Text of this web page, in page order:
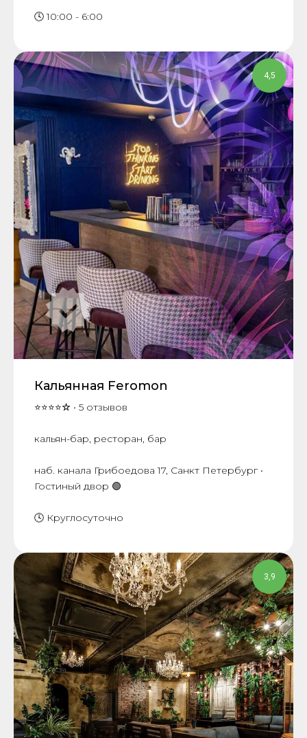
🕓 10:00 - 6:00
4,5
Кальянная Feromon
⭐⭐⭐⭐☆ • 5 отзывов
кальян-бар, ресторан, бар
наб. канала Грибоедова 17, Санкт Петербург •
Гостиный двор 🟢
🕓 Круглосуточно
3,9